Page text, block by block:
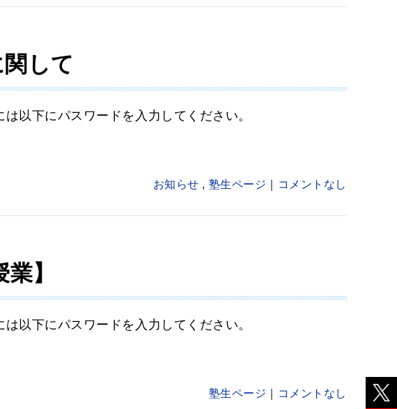
して
以下にパスワードを入力してください。
お知らせ , 塾生ページ コメントなし
】
以下にパスワードを入力してください。
塾生ページ コメントなし